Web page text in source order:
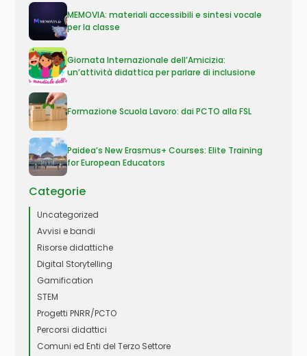
MEMOVIA: materiali accessibili e sintesi vocale
per la classe
Giornata Internazionale dell’Amicizia:
un’attività didattica per parlare di inclusione
Formazione Scuola Lavoro: dai PCTO alla FSL
Paidea’s New Erasmus+ Courses: Elite Training
for European Educators
Categorie
Uncategorized
Avvisi e bandi
Risorse didattiche
Digital Storytelling
Gamification
STEM
Progetti PNRR/PCTO
Percorsi didattici
Comuni ed Enti del Terzo Settore